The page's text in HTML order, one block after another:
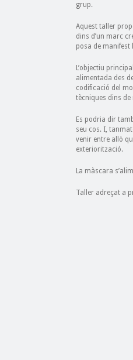
grup.
Aquest taller
dins d’un marc
posa de manifest
L’objectiu
alimentada des
codificació del
tècniques dins
Es podria dir
seu cos. I,
venir entre allò
exteriorització.
La màscara
Taller adreçat a